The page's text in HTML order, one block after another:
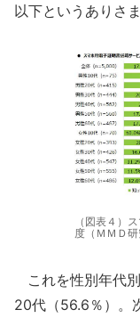
以下というありさま
（図表４）
度（ＭＭＤ研
これを性別年代
20代（56.6％）。